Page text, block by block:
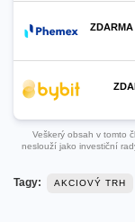
ZDARMA
Veškerý obsah v tomto
neslouží jako investiční
Tagy: AKCIOVÝ TRH